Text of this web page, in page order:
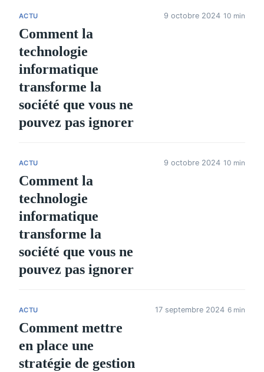
ACTU
Comment la
technologie
informatique
transforme la
société que vous ne
pouvez pas ignorer
9 octobre 2024 10 min
ACTU
Comment la
technologie
informatique
transforme la
société que vous ne
pouvez pas ignorer
9 octobre 2024 10 min
ACTU
Comment mettre
en place une
stratégie de gestion
17 septembre 2024 6 min